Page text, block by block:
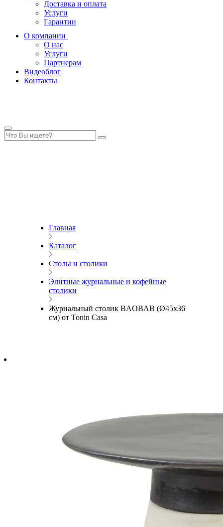
Доставка и оплата
Услуги
Гарантии
О компании
О нас
Услуги
Партнерам
Видеоблог
Контакты
Главная
Каталог
Столы и столики
Элитные журнальные и кофейные
столики
Журнальный столик BAOBAB (Ø45x36
см) от Tonin Casa